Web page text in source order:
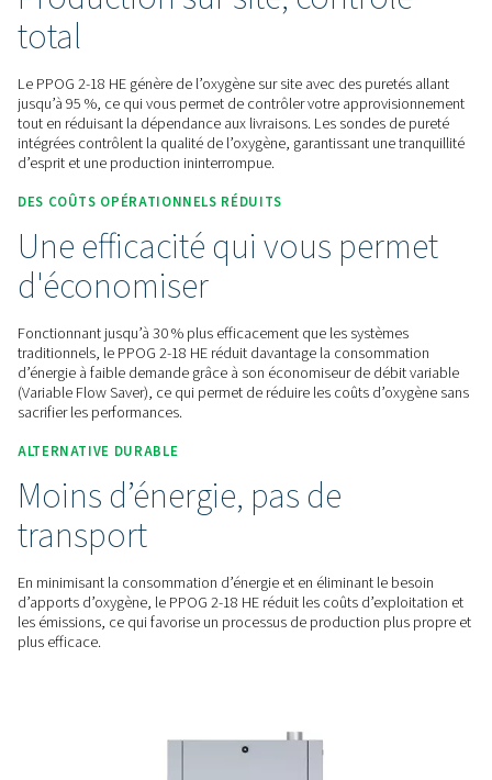
Accueil Production De Gaz Sur Site
Générateurs
PSA Oxygen Generators
PPOG 2 18 HE
ALIMENTATION FIABLE EN OXYGÈNE
Production sur site,
total
Le PPOG 2-18 HE génère de l’oxygène sur site avec des
jusqu’à 95 %, ce qui vous permet de contrôler votre
tout en réduisant la dépendance aux livraisons. Les sondes
intégrées contrôlent la qualité de l’oxygène, garantissant
DES COÛTS OPÉRATIONNELS RÉDUITS
Une efficacité qui vous
d'économiser
d’énergie à faible demande grâce à son économiseur de
(Variable Flow Saver), ce qui permet de réduire les coûts